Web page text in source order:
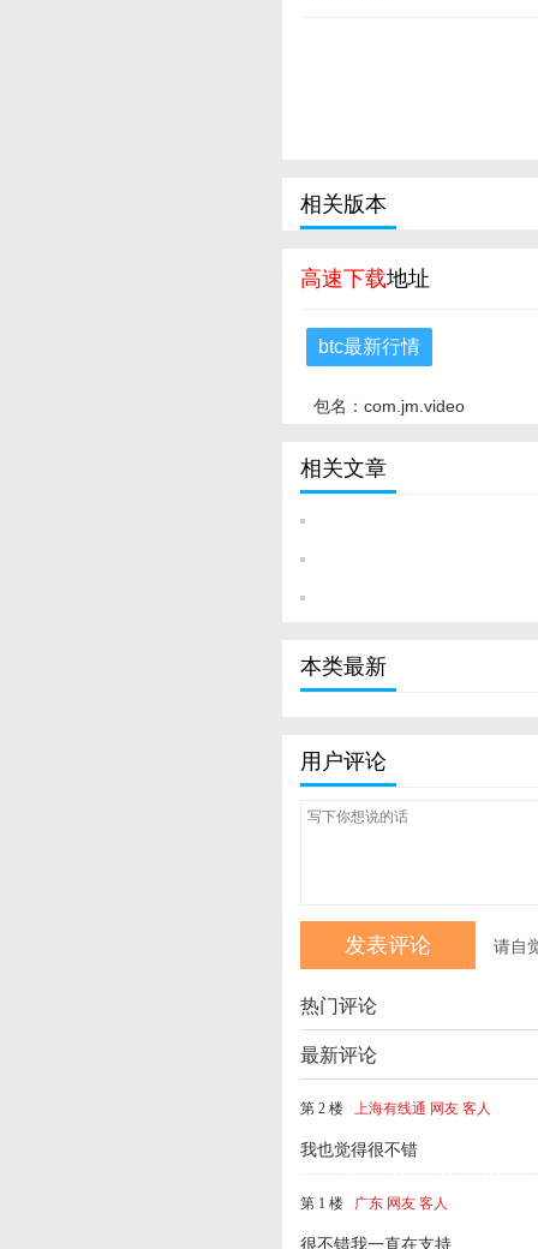
相关版本
高速下载地址
btc最新行情
包名：com.jm.video
相关文章
本类最新
用户评论
请自
热门评论
最新评论
第 2 楼 上海有线通 网友 客人
我也觉得很不错
第 1 楼 广东 网友 客人
很不错我一直在支持